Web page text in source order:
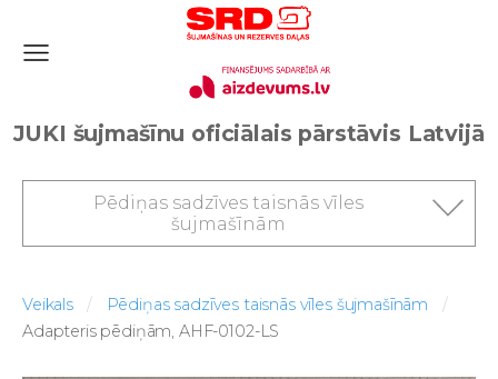
JUKI šujmašīnu oficiālais pārstāvis Latvijā
Pēdiņas sadzīves taisnās vīles
šujmašīnām
Veikals
Pēdiņas sadzīves taisnās vīles šujmašīnām
Adapteris pēdiņām, AHF-0102-LS